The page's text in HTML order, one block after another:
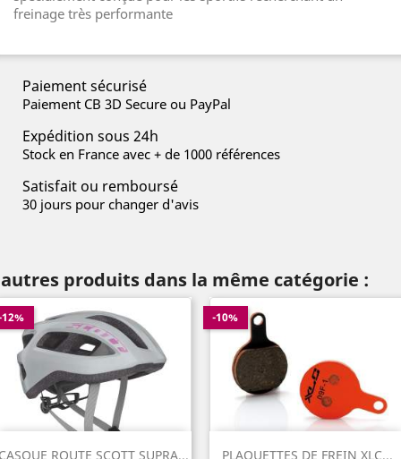
freinage très performante
Paiement sécurisé
Paiement CB 3D Secure ou PayPal
Expédition sous 24h
Stock en France avec + de 1000 références
Satisfait ou remboursé
30 jours pour changer d'avis
produits dans la même catégorie :
ROUTE SCOTT SUPRA... PLAQUETTES DE FREIN XLC...
-10%